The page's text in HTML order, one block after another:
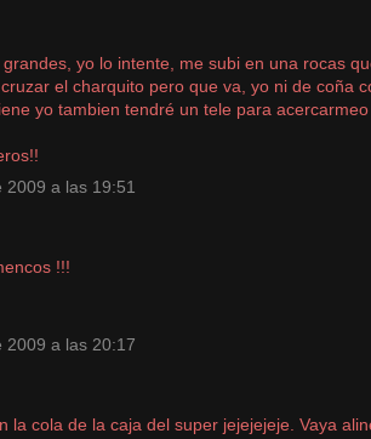
yo lo intente, me subi en una rocas
el charquito pero que va, yo ni de coña
yo tambien tendré un tele para
a las 19:51
!!!
2009 a las 20:17
la cola de la caja del super jejejejeje. Vaya